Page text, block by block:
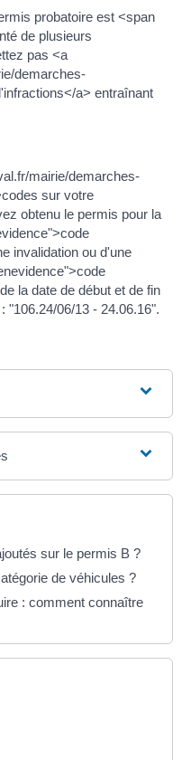
probatoire est <span
de plusieurs
pas <a
demarches-
a> entraînant
mairie/demarches-
sur votre
obtenu le permis pour la
invalidation ou d'une
la date de début et de fin
"106.24/06/13 - 24.06.16".
sur le permis B ?
de véhicules ?
: comment connaître